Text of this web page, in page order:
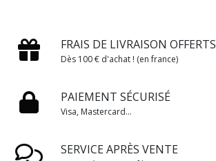
FRAIS DE LIVRAISON OFFERTS
Dès 100 € d'achat ! (en france)
PAIEMENT SÉCURISÉ
Visa, Mastercard...
SERVICE APRÈS VENTE